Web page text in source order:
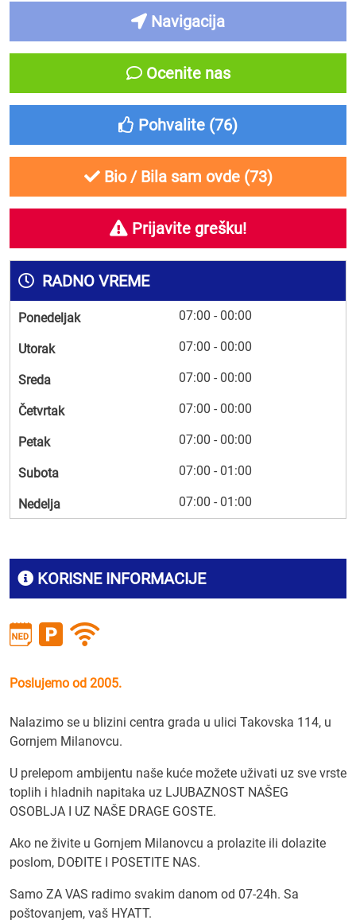
KORISNE INFORMACIJE
Poslujemo od 2005.
Nalazimo se u blizini centra grada u ulici Takovska 114, u
Gornjem Milanovcu.
U prelepom ambijentu naše kuće možete uživati uz sve vrste
toplih i hladnih napitaka uz LJUBAZNOST NAŠEG
OSOBLJA I UZ NAŠE DRAGE GOSTE.
Ako ne živite u Gornjem Milanovcu a prolazite ili dolazite
poslom, DOĐITE I POSETITE NAS.
Samo ZA VAS radimo svakim danom od 07-24h. Sa
poštovanjem, vaš HYATT.
Navigacija
Ocenite nas
Pohvalite (76)
Bio / Bila sam ovde (73)
Prijavite grešku!
RADNO VREME
Ponedeljak 07:00 - 00:00
Utorak 07:00 - 00:00
Sreda 07:00 - 00:00
Četvrtak 07:00 - 00:00
Petak 07:00 - 00:00
Subota 07:00 - 01:00
Nedelja 07:00 - 01:00